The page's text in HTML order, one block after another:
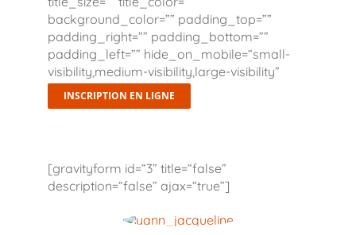
background_color=”” padding_top=””
padding_right=”” padding_bottom=””
padding_left=”” hide_on_mobile=“small-
visibility,medium-visibility,large-visibility”
class=”” id=”” /]
INSCRIPTION EN LIGNE
[gravityform id=“3” title=“false”
description=“false” ajax=“true”]